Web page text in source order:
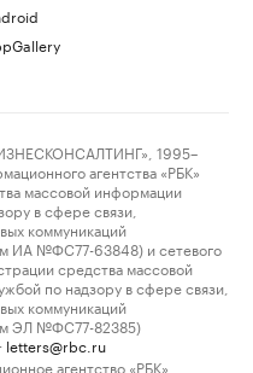
1995–
агентства «РБК»
массовой информации
в сфере связи,
коммуникаций
ИА №ФС77-63848) и сетевого
средства массовой
по надзору в сфере связи,
коммуникаций
ЭЛ №ФС77-82385)
letters@rbc.ru
агентство «РБК».